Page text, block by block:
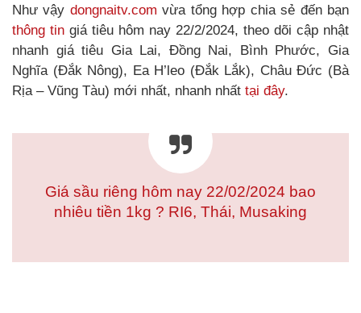
Như vậy dongnaitv.com vừa tổng hợp chia sẻ đến bạn
thông tin giá tiêu hôm nay 22/2/2024, theo dõi cập nhật
nhanh giá tiêu Gia Lai, Đồng Nai, Bình Phước, Gia
Nghĩa (Đắk Nông), Ea H’leo (Đắk Lắk), Châu Đức (Bà
Rịa – Vũng Tàu) mới nhất, nhanh nhất tại đây.
Giá sầu riêng hôm nay 22/02/2024 bao
nhiêu tiền 1kg ? RI6, Thái, Musaking